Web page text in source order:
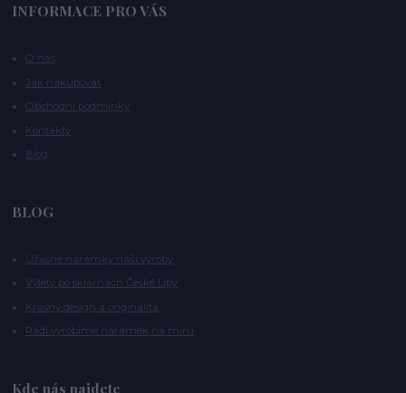
INFORMACE PRO VÁS
O nás
Jak nakupovat
Obchodní podmínky
Kontakty
Blog
BLOG
Úžasné náramky naší výroby
Výlety po sklárnách České Lípy
Krásný design a originalita
Rádi vyrobíme náramek na míru
Kde nás najdete